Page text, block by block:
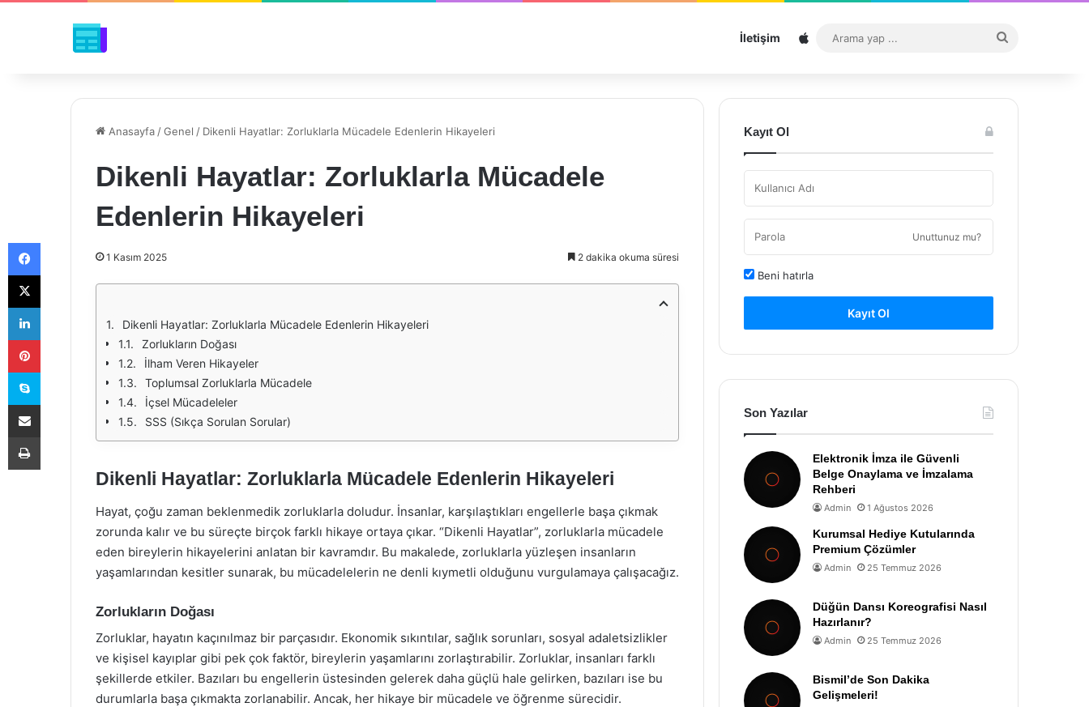
İletişim Sitemap
...
Anasayfa /Genel / Dikenli Hayatlar: Zorluklarla Mücadele Edenlerin Hikayeleri
Dikenli Hayatlar: Zorluklarla Mücadele
Edenlerin Hikayeleri
1 Kasım 2025 2 dakika okuma süresi
Dikenli Hayatlar: Zorluklarla Mücadele Edenlerin Hikayeleri
Zorlukların Doğası
İlham Veren Hikayeler
Toplumsal Zorluklarla Mücadele
İçsel Mücadeleler
SSS (Sıkça Sorulan Sorular)
Dikenli Hayatlar: Zorluklarla Mücadele Edenlerin Hikayeleri
Hayat, çoğu zaman beklenmedik zorluklarla doludur. İnsanlar, karşılaştıkları engellerle başa çıkmak
zorunda kalır ve bu süreçte birçok farklı hikaye ortaya çıkar. “Dikenli Hayatlar”, zorluklarla mücadele
eden bireylerin hikayelerini anlatan bir kavramdır. Bu makalede, zorluklarla yüzleşen insanların
yaşamlarından kesitler sunarak, bu mücadelelerin ne denli kıymetli olduğunu vurgulamaya çalışacağız.
Zorlukların Doğası
Zorluklar, hayatın kaçınılmaz bir parçasıdır. Ekonomik sıkıntılar, sağlık sorunları, sosyal adaletsizlikler
ve kişisel kayıplar gibi pek çok faktör, bireylerin yaşamlarını zorlaştırabilir. Zorluklar, insanları farklı
şekillerde etkiler. Bazıları bu engellerin üstesinden gelerek daha güçlü hale gelirken, bazıları ise bu
durumlarla başa çıkmakta zorlanabilir. Ancak, her hikaye bir mücadele ve öğrenme sürecidir.
Kayıt Ol
Unuttunuz mu?
Beni hatırla
Kayıt Ol
Son Yazılar
Elektronik İmza ile Güvenli
Belge Onaylama ve İmzalama
Rehberi
Admin 1 Ağustos 2026
Kurumsal Hediye Kutularında
Premium Çözümler
Admin 25 Temmuz 2026
Düğün Dansı Koreografisi Nasıl
Hazırlanır?
Admin 25 Temmuz 2026
Bismil’de Son Dakika
Gelişmeleri!
Facebook
X
LinkedIn
Pinterest
Skype
E-Posta ile paylaş